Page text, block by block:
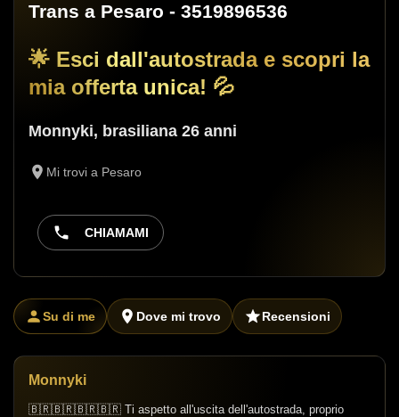
Trans a Pesaro - 3519896536
🌟 Esci dall'autostrada e scopri la
mia offerta unica! 💦
Monnyki, brasiliana 26 anni
Mi trovi a Pesaro
CHIAMAMI
Vai alla galleria
Su di me Dove mi trovo Recensioni
Monnyki
🇧🇷🇧🇷🇧🇷🇧🇷 Ti aspetto all'uscita dell'autostrada, proprio